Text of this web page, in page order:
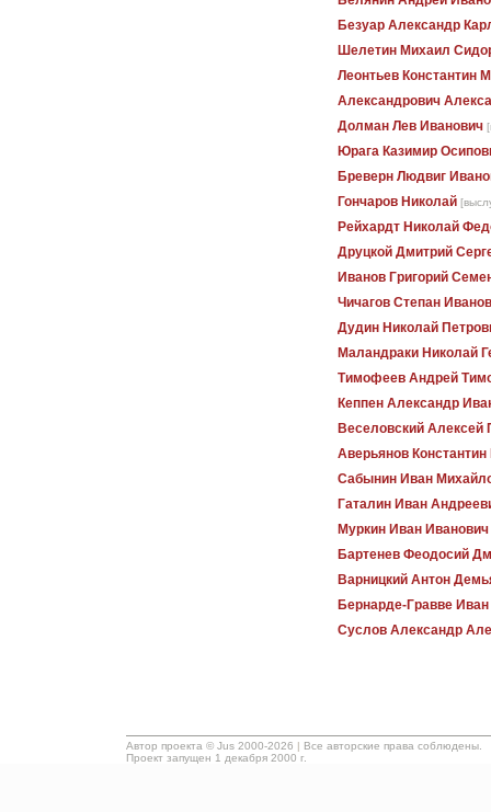
Безуар Александр
Шелетин Михаил
Леонтьев Константин
Александрович
Долман Лев Иванович
Юрага Казимир
Бреверн Людвиг
Гончаров Николай
Рейхардт Николай
Друцкой Дмитрий
Иванов Григорий
Чичагов Степан
Дудин Николай
Маландраки Николай
Тимофеев Андрей
Кеппен Александр
Веселовский Алексей
Аверьянов
Сабынин Иван
Гаталин Иван
Муркин Иван Иванович
Бартенев Феодосий
Варницкий Антон
Бернарде-Гравве
Суслов Александр
Автор проекта © Jus 2000-2026 | Все авторские права соблюдены.
Проект запущен 1 декабря 2000 г.